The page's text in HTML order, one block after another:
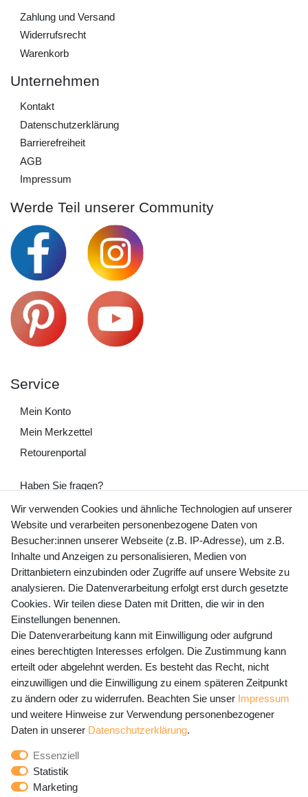
Zahlung und Versand
Widerrufs­recht
Warenkorb
Unternehmen
Kontakt
Daten­schutz­erklärung
Barrierefreiheit
AGB
Impressum
Werde Teil unserer Community
Service
Mein Konto
Mein Merkzettel
Retourenportal
Haben Sie fragen?
+49 (0) 35243 460 400
Mo-Fr 9-15 Uhr
shop@banjado.com
Preisangaben inkl. gesetzl. MwSt. und zzgl. Service- und
Versandkosten
Newsletter Anmeldung - Keine Angebote
mehr verpassen!
E-MAIL **
Newsletter
Honig
Hiermit bestätige ich, dass ich die
gelesen habe. Meine Einwilligung kann ich jederzeit
widerrufen.**
Wir verwenden Cookies und ähnliche Technologien auf unserer
Website und verarbeiten personenbezogene Daten von
Besucher:innen unserer Webseite (z.B. IP-Adresse), um z.B.
Inhalte und Anzeigen zu personalisieren, Medien von
Drittanbietern einzubinden oder Zugriffe auf unsere Website zu
analysieren. Die Datenverarbeitung erfolgt erst durch gesetzte
Cookies. Wir teilen diese Daten mit Dritten, die wir in den
Einstellungen benennen.
Die Datenverarbeitung kann mit Einwilligung oder aufgrund
eines berechtigten Interesses erfolgen. Die Zustimmung kann
erteilt oder abgelehnt werden. Es besteht das Recht, nicht
einzuwilligen und die Einwilligung zu einem späteren Zeitpunkt
zu ändern oder zu widerrufen. Beachten Sie unser Impressum
und weitere Hinweise zur Verwendung personenbezogener
Daten in unserer Daten­schutz­erklärung.
Essenziell
Statistik
Marketing